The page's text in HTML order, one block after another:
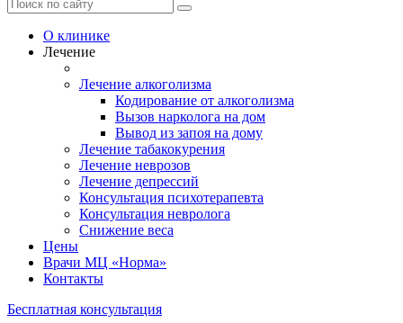
О клинике
Лечение
Лечение алкоголизма
Кодирование от алкоголизма
Вызов нарколога на дом
Вывод из запоя на дому
Лечение табакокурения
Лечение неврозов
Лечение депрессий
Консультация психотерапевта
Консультация невролога
Снижение веса
Цены
Врачи МЦ «Норма»
Контакты
Бесплатная консультация